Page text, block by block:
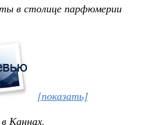
в столице парфюмерии
[показать]
Каннах.